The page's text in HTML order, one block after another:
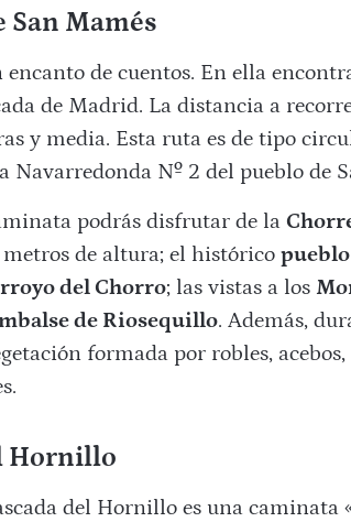
San Mamés
encanto de cuentos. En ella
de Madrid. La distancia a
y media. Esta ruta es de tipo
Navarredonda Nº 2 del pueblo de
podrás disfrutar de la
de altura; el histórico pueblo
del Chorro; las vistas a los
de Riosequillo. Además,
formada por robles,
Hornillo
del Hornillo es una caminata